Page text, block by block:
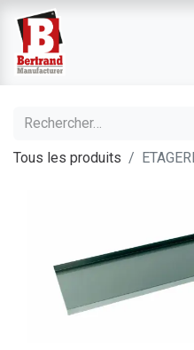
Tous les produits